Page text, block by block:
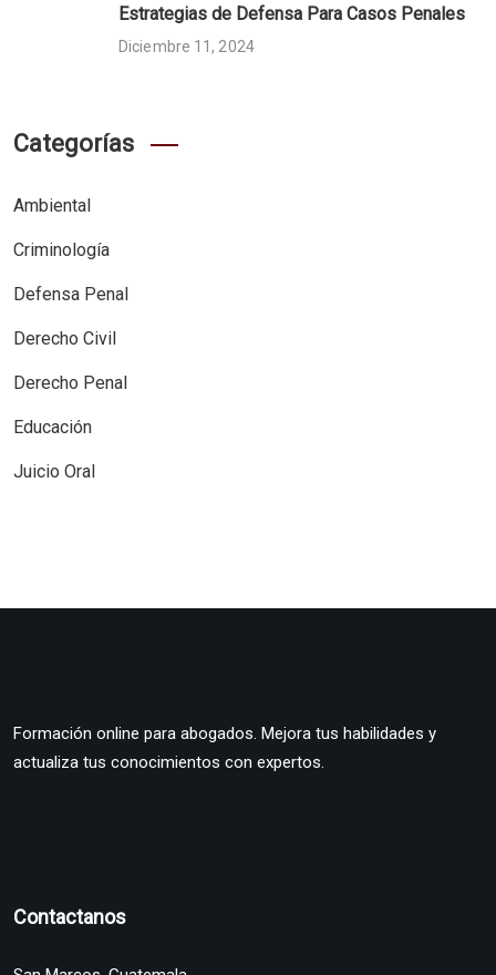
Estrategias de Defensa Para Casos Penales
Diciembre 11, 2024
Categorías
Ambiental
Criminología
Defensa Penal
Derecho Civil
Derecho Penal
Educación
Juicio Oral
Formación online para abogados. Mejora tus habilidades y
actualiza tus conocimientos con expertos.
Contactanos